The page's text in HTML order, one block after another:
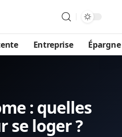
Entreprise Épargne
: quelles
se loger ?